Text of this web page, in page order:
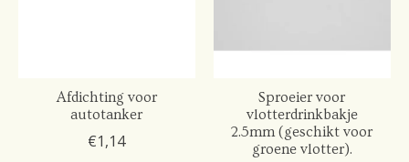
Afdichting voor
autotanker
€1,14
Sproeier voor
vlotterdrinkbakje
2.5mm (geschikt voor
groene vlotter).